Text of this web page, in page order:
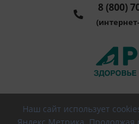
8 (800)
© 2026 РПО АРГО,
Наш сайт использует